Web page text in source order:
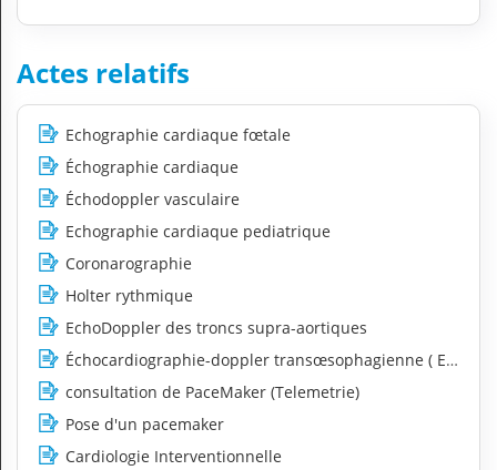
Actes relatifs
Echographie cardiaque fœtale
Échographie cardiaque
Échodoppler vasculaire
Echographie cardiaque pediatrique
Coronarographie
Holter rythmique
EchoDoppler des troncs supra-aortiques
Échocardiographie-doppler transœsophagienne ( ETO)
consultation de PaceMaker (Telemetrie)
Pose d'un pacemaker
Cardiologie Interventionnelle